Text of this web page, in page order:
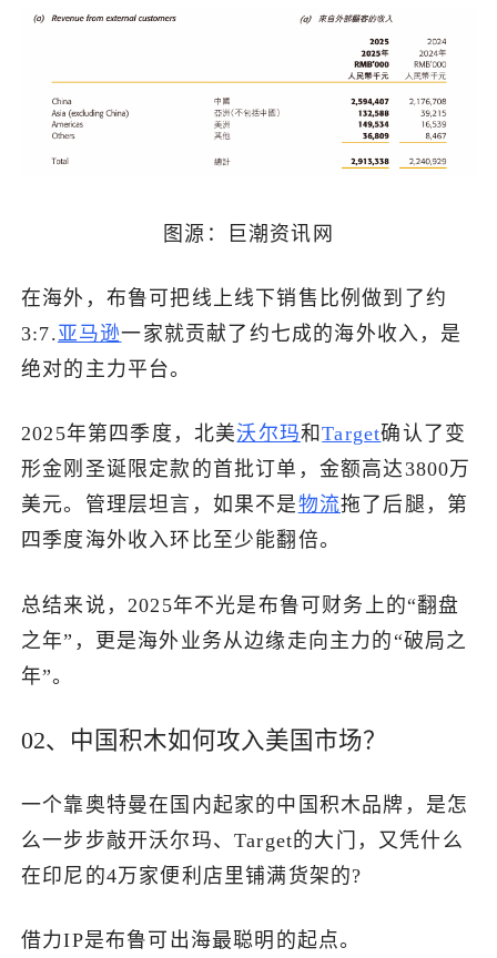
图源：巨潮资讯网
在海外，布鲁可把线上线下销售比例做到了约
3:7.亚马逊一家就贡献了约七成的海外收入，是
绝对的主力平台。
2025年第四季度，北美沃尔玛和Target确认了变
形金刚圣诞限定款的首批订单，金额高达3800万
美元。管理层坦言，如果不是物流拖了后腿，第
四季度海外收入环比至少能翻倍。
总结来说，2025年不光是布鲁可财务上的“翻盘
之年”，更是海外业务从边缘走向主力的“破局之
年”。
02、中国积木如何攻入美国市场？
一个靠奥特曼在国内起家的中国积木品牌，是怎
么一步步敲开沃尔玛、Target的大门，又凭什么
在印尼的4万家便利店里铺满货架的?
借力IP是布鲁可出海最聪明的起点。